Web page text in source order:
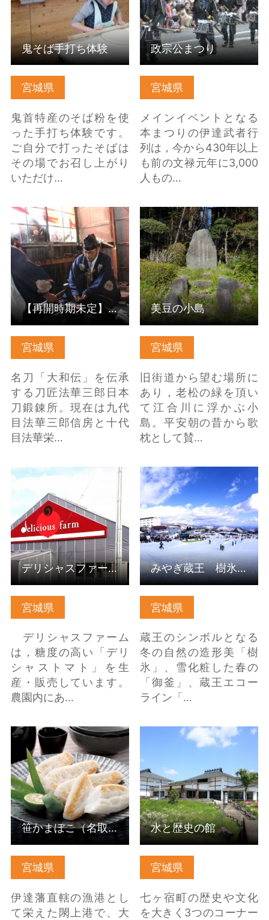
宮城県
鬼首特産のそば粉を使
った手打ち体験です。
ご自分で打ったそばは
その場でお召し上がり
いただけ…
鬼そば手打ち体験
宮城県
メインイベントとなる
本まつりの伊達武者行
列は，今から430年以上
も前の文禄元年に3,000
人もの…
政宗公まつり
宮城県
名刀「大和伝」を伝承
する刀匠法華三郎日本
刀鍛錬所。現在は九代
目法華三郎信房と十代
目法華栄…
【再開時期未定】法華
三郎打初式 の詳細はこ
ちら
【再開時期未定】法華三郎打初式
宮城県
旧街道から望む場所に
あり，老松の緑を頂い
て江合川に浮かぶ小
島。平安朝の昔から歌
枕として賛…
美豆の小島 の詳細はこ
ちら
美豆の小島
宮城県
デリシャスファーム
は，糖度の高い「デリ
シャストマト」を生
産・販売しています。
農園内にあ…
デリシャスファーム
はこちら
デリシャスファーム ファームカフェ
宮城県
蔵王のシンボルとなる
冬の自然の造形美「樹
氷」、雪化粧した春の
「御釜」、蔵王エコー
ライン「…
みやぎ蔵王 樹氷めぐ
りツアー の詳細はこち
みやぎ蔵王 樹氷めぐりツアー
宮城県
伊達藩直轄の漁港とし
て栄えた閖上港で、大
笹かまぼこ（名取市）
の詳細はこちら
笹かまぼこ（名取市）
宮城県
七ヶ宿町の歴史や文化
を大きく3つのコーナー
水と歴史の館 の詳細は
水と歴史の館